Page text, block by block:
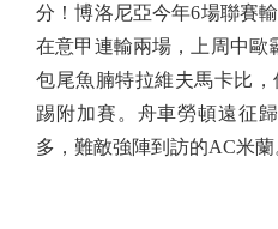
分！博洛尼亞今年6場聯賽
在意甲連輸兩場，上周中歐
包尾魚腩特拉維夫馬卡比
踢附加賽。舟車勞頓遠征
多，難敵強陣到訪的AC米蘭